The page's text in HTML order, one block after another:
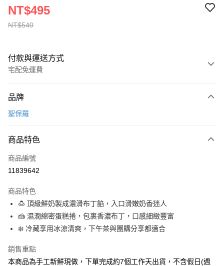
NT$540
NT$495
付款與運送方式
宅配免運費
全家線上支付
離島宅配-冷藏商品
免運費
免運費
品牌
聖保羅
商品特色
商品編號
11839642
商品特色
🍮 頂級鮮奶製成濃滑布丁餡，入口滑嫩奶香迷人
🍰 濕潤綿密蛋糕捲，包裹香濃布丁，口感細緻豐富
❄️ 冷藏享用冰涼清爽，下午茶與團購分享都適合
銷售重點
本商品為手工新鮮現做，下單完成約7個工作天出貨，不含假日(週